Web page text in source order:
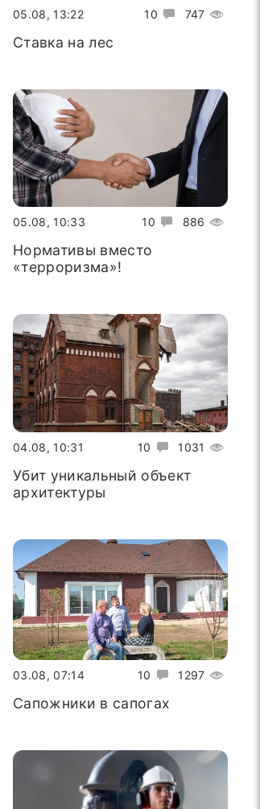
10 747
05.08, 13:22
Ставка на лес
10 886
05.08, 10:33
Нормативы вместо
«терроризма»!
10 1031
04.08, 10:31
Убит уникальный объект
архитектуры
10 1297
03.08, 07:14
Сапожники в сапогах